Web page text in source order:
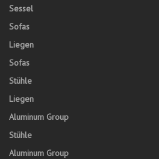
Sessel
Sofas
Liegen
Sofas
Stühle
Liegen
Aluminum Group
Stühle
Aluminum Group